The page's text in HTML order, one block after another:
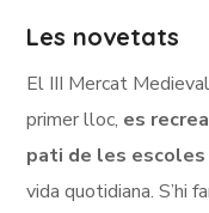
Les novetats
El III Mercat
primer lloc, es
pati de les
vida quotidiana. S’hi